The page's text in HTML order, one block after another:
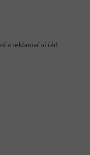
a reklamační řád